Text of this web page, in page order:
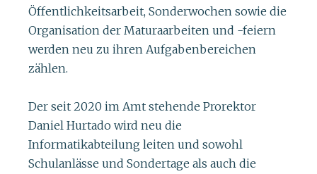
Öffentlichkeitsarbeit, Sonderwochen sowie die
Organisation der Maturaarbeiten und -feiern
werden neu zu ihren Aufgabenbereichen
zählen.
Der seit 2020 im Amt stehende Prorektor
Daniel Hurtado wird neu die
Informatikabteilung leiten und sowohl
Schulanlässe und Sondertage als auch die